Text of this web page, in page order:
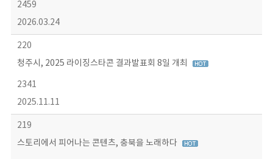
2459
2026.03.24
220
청주시, 2025 라이징스타콘 결과발표회 8일 개최
2341
2025.11.11
219
스토리에서 피어나는 콘텐츠, 충북을 노래하다